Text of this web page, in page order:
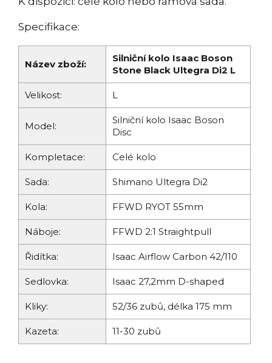
Specifikace:
Název zboží:
Silniční kolo Isaac Boson
Stone Black Ultegra Di2 L
Velikost: L
Model:
Silniční kolo Isaac Boson
Disc
Kompletace: Celé kolo
Sada: Shimano Ultegra Di2
Kola: FFWD RYOT 55mm
Náboje: FFWD 2:1 Straightpull
Řidítka: Isaac Airflow Carbon 42/110
Sedlovka: Isaac 27,2mm D-shaped
Kliky: 52/36 zubů, délka 175 mm
Kazeta: 11-30 zubů